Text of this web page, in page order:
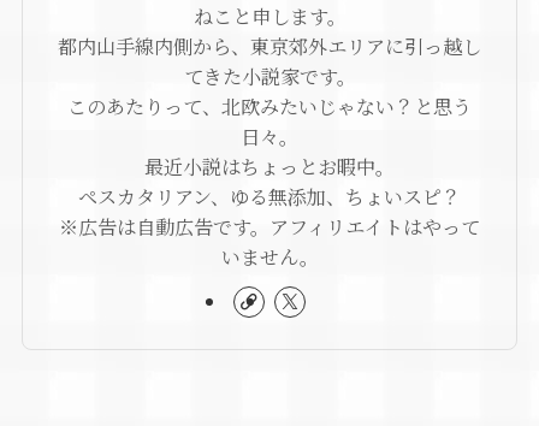
ねこと申します。
都内山手線内側から、東京郊外エリアに引っ越し
てきた小説家です。
このあたりって、北欧みたいじゃない？と思う
日々。
最近小説はちょっとお暇中。
ペスカタリアン、ゆる無添加、ちょいスピ？
※広告は自動広告です。アフィリエイトはやって
いません。